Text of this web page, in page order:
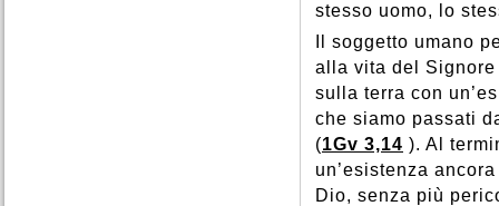
stesso uomo, lo
Il soggetto umano
alla vita del
sulla terra con
che siamo passati
(1Gv 3,14 ). Al
un’esistenza
Dio, senza più